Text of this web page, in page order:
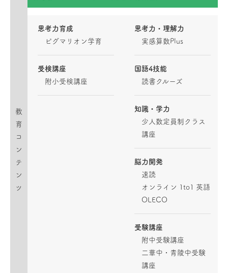
教
育
コ
ン
テ
ン
ツ
思考力育成
ピグマリオン学育
受検講座
附小受検講座
思考力・理解力
実感算数Plus
国語4技能
読書クルーズ
知識・学力
少人数定員制クラス
講座
脳力開発
速読
オンライン 1to1 英語
OLECO
受験講座
附中受験講座
二華中・青陵中受験
講座